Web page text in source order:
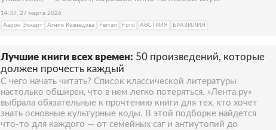
14:37, 27 марта 2026
Аарон Экхарт
Агния Кузнецова Ferrari Ford АВСТРИЯ БРАЗИЛИЯ
Лучшие книги всех времен: 50 произведений, которые
должен прочесть каждый
С чего начать читать? Список классической литературы
настолько обширен, что в нем легко потеряться. «Лента.ру»
выбрала обязательные к прочтению книги для тех, кто хочет
знать основные культурные коды. В этой подборке найдется
что-то для каждого — от семейных саг и антиутопий до